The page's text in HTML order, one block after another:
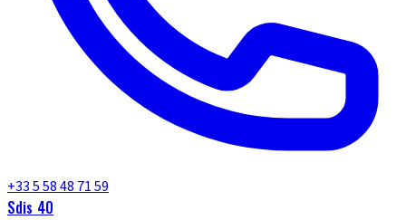
+33 5 58 48 71 59
Sdis 40